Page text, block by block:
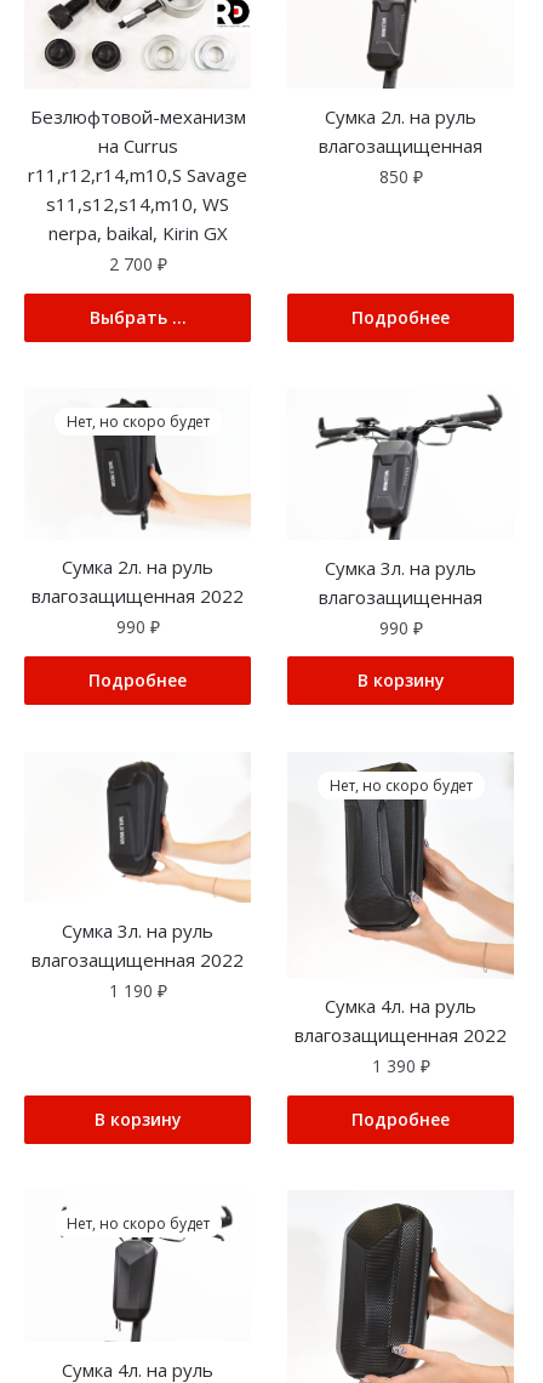
Безлюфтовой-механизм
на Currus
r11,r12,r14,m10,S Savage
s11,s12,s14,m10, WS
nerpa, baikal, Kirin GX
2 700 ₽
Выбрать ...
Сумка 2л. на руль
влагозащищенная
850 ₽
Подробнее
Нет, но скоро будет
Сумка 2л. на руль
влагозащищенная 2022
990 ₽
Подробнее
Сумка 3л. на руль
влагозащищенная
990 ₽
В корзину
Сумка 3л. на руль
влагозащищенная 2022
1 190 ₽
В корзину
Нет, но скоро будет
Сумка 4л. на руль
влагозащищенная 2022
1 390 ₽
Подробнее
Нет, но скоро будет
Сумка 4л. на руль